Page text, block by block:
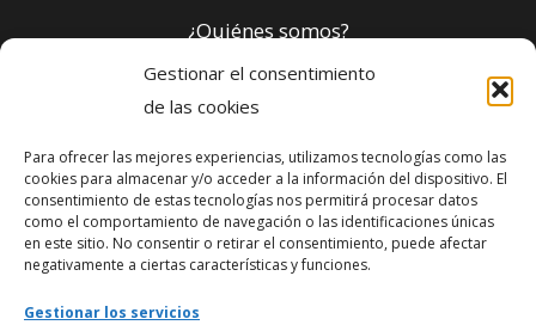
Gestionar el consentimiento
de las cookies
Para ofrecer las mejores experiencias, utilizamos tecnologías como las
cookies para almacenar y/o acceder a la información del dispositivo. El
consentimiento de estas tecnologías nos permitirá procesar datos
como el comportamiento de navegación o las identificaciones únicas
en este sitio. No consentir o retirar el consentimiento, puede afectar
negativamente a ciertas características y funciones.
Gestionar los servicios
¿Quiénes somos?
Política de privacidad
Webmaster
soporte@fotosdlahabana.com
Nuestro e-mail: